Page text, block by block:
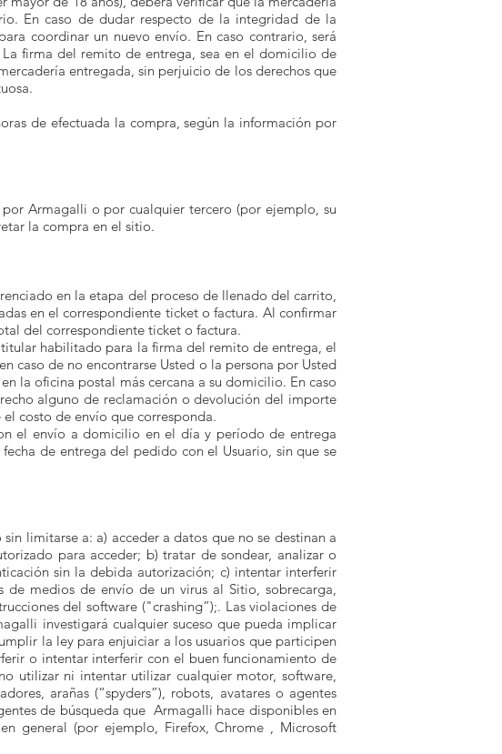
En caso de dudar respecto de la integridad de la
coordinar un nuevo envío. En caso contrario, será
firma del remito de entrega, sea en el domicilio de
entregada, sin perjuicio de los derechos que
de efectuada la compra, según la información por
Armagalli o por cualquier tercero (por ejemplo, su
la compra en el sitio.
en la etapa del proceso de llenado del carrito,
en el correspondiente ticket o factura. Al confirmar
del correspondiente ticket o factura.
habilitado para la firma del remito de entrega, el
caso de no encontrarse Usted o la persona por Usted
la oficina postal más cercana a su domicilio. En caso
alguno de reclamación o devolución del importe
costo de envío que corresponda.
el envío a domicilio en el día y período de entrega
de entrega del pedido con el Usuario, sin que se
limitarse a: a) acceder a datos que no se destinan a
para acceder; b) tratar de sondear, analizar o
sin la debida autorización; c) intentar interferir
medios de envío de un virus al Sitio, sobrecarga,
del software ("crashing”);. Las violaciones de
investigará cualquier suceso que pueda implicar
la ley para enjuiciar a los usuarios que participen
o intentar interferir con el buen funcionamiento de
utilizar ni intentar utilizar cualquier motor, software,
arañas (“spyders”), robots, avatares o agentes
de búsqueda que Armagalli hace disponibles en
general (por ejemplo, Firefox, Chrome , Microsoft